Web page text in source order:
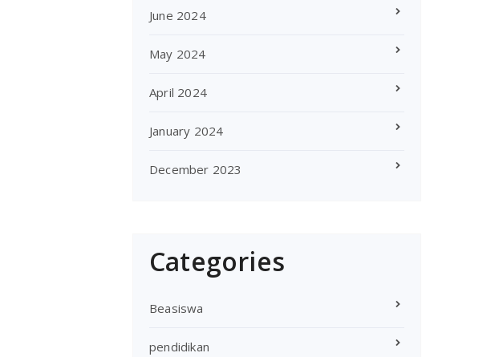
June 2024
May 2024
April 2024
January 2024
December 2023
Categories
Beasiswa
pendidikan